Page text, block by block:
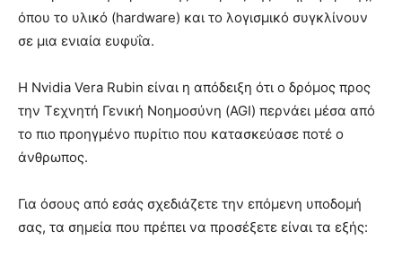
όπου το υλικό (hardware) και το λογισμικό συγκλίνουν
σε μια ενιαία ευφυΐα.
Η Nvidia Vera Rubin είναι η απόδειξη ότι ο δρόμος προς
την Τεχνητή Γενική Νοημοσύνη (AGI) περνάει μέσα από
το πιο προηγμένο πυρίτιο που κατασκεύασε ποτέ ο
άνθρωπος.
Για όσους από εσάς σχεδιάζετε την επόμενη υποδομή
σας, τα σημεία που πρέπει να προσέξετε είναι τα εξής: